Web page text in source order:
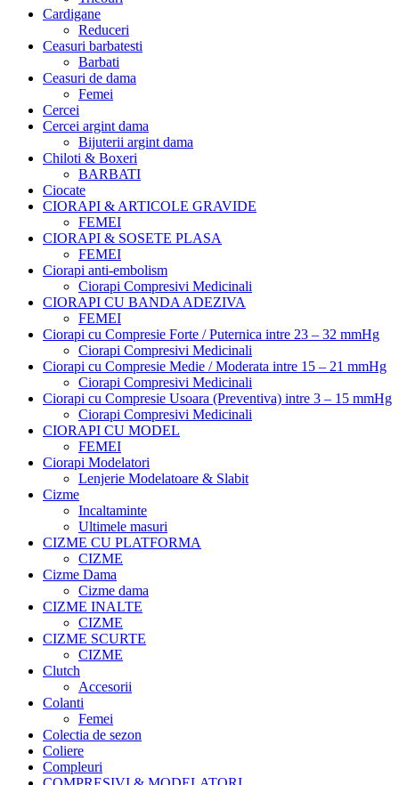
Cardigane
Reduceri
Ceasuri barbatesti
Barbati
Ceasuri de dama
Femei
Cercei
Cercei argint dama
Bijuterii argint dama
Chiloti & Boxeri
BARBATI
Ciocate
CIORAPI & ARTICOLE GRAVIDE
FEMEI
CIORAPI & SOSETE PLASA
FEMEI
Ciorapi anti-embolism
Ciorapi Compresivi Medicinali
CIORAPI CU BANDA ADEZIVA
FEMEI
Ciorapi cu Compresie Forte / Puternica intre 23 – 32 mmHg
Ciorapi Compresivi Medicinali
Ciorapi cu Compresie Medie / Moderata intre 15 – 21 mmHg
Ciorapi Compresivi Medicinali
Ciorapi cu Compresie Usoara (Preventiva) intre 3 – 15 mmHg
Ciorapi Compresivi Medicinali
CIORAPI CU MODEL
FEMEI
Ciorapi Modelatori
Lenjerie Modelatoare & Slabit
Cizme
Incaltaminte
Ultimele masuri
CIZME CU PLATFORMA
CIZME
Cizme Dama
Cizme dama
CIZME INALTE
CIZME
CIZME SCURTE
CIZME
Clutch
Accesorii
Colanti
Femei
Colectia de sezon
Coliere
Compleuri